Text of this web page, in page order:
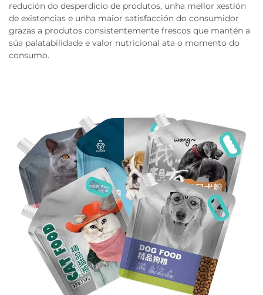
redución do desperdicio de produtos, unha mellor xestión
de existencias e unha maior satisfacción do consumidor
grazas a produtos consistentemente frescos que mantén a
súa palatabilidade e valor nutricional ata o momento do
consumo.